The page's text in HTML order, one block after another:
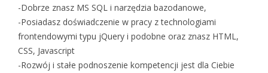
-Dobrze znasz MS SQL i narzędzia bazodanowe,
-Posiadasz doświadczenie w pracy z technologiami
frontendowymi typu jQuery i podobne oraz znasz HTML,
CSS, Javascript
-Rozwój i stałe podnoszenie kompetencji jest dla Ciebie